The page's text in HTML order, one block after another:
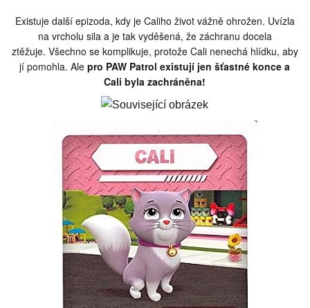
Existuje další epizoda, kdy je Caliho život vážně ohrožen. Uvízla
na vrcholu sila a je tak vyděšená, že záchranu docela
ztěžuje. Všechno se komplikuje, protože Cali nenechá hlídku, aby
jí pomohla. Ale pro PAW Patrol existují jen šťastné konce a
Cali byla zachráněna!